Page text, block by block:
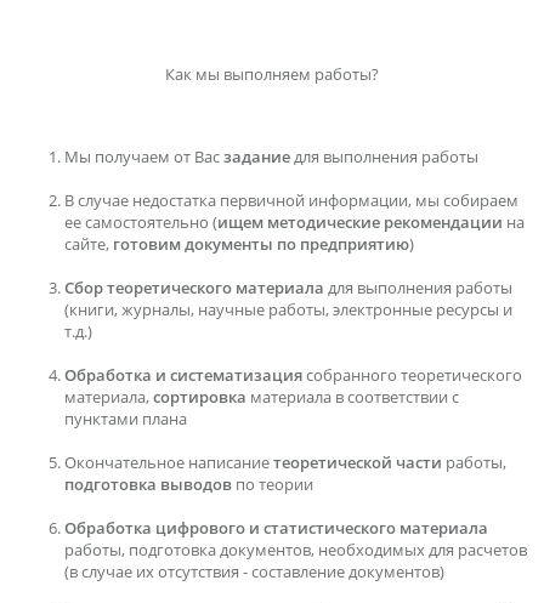
Как мы выполняем работы?
Мы получаем от Васзаданиедля выполнения работы
В случае недостатка первичной информации, мы собираем
ее самостоятельно (ищем методические рекомендации на
сайте, готовим документы по предприятию)
Сбор теоретического материала для выполнения работы
(книги, журналы, научные работы, электронные ресурсы и
т.д.)
Обработка и систематизациясобранного теоретического
материала,сортировка материала в соответствии с
пунктами плана
Окончательное написаниетеоретической части работы,
подготовка выводов по теории
Обработка цифрового и статистического материала
работы, подготовка документов, необходимых для расчетов
(в случае их отсутствия - составление документов)